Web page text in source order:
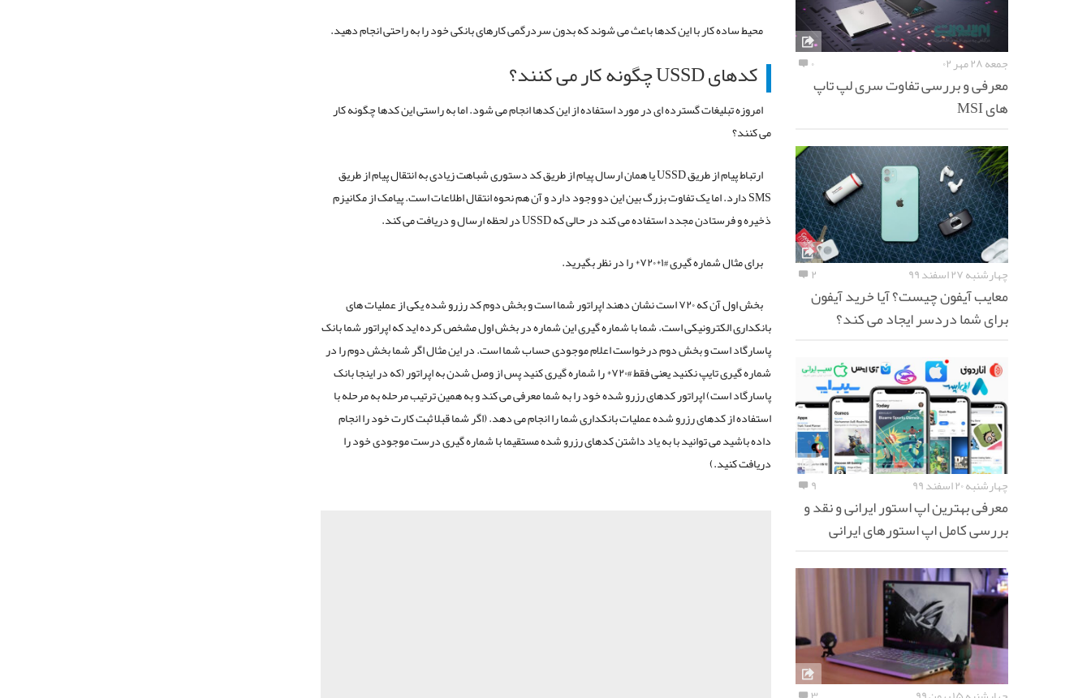
محیط ساده کار با این کدها باعث می شوند که بدون سردرگمی کارهای بانکی خود را به راحتی انجام دهید.
کدهای USSD چگونه کار می کنند؟
امروزه تبلیغات گسترده ای در مورد استفاده از این کدها انجام می شود. اما به راستی این کدها چگونه کار
می کنند؟
ارتباط پیام از طریق USSD یا همان ارسال پیام از طریق کد دستوری شباهت زیادی به انتقال پیام از طریق
SMS دارد. اما یک تفاوت بزرگ بین این دو وجود دارد و آن هم نحوه انتقال اطلاعات است. پیامک از مکانیزم
ذخیره و فرستادن مجدد استفاده می کند در حالی که USSD در لحظه ارسال و دریافت می کند.
برای مثال شماره گیری #۱*۷۲۰* را در نظر بگیرید.
بخش اول آن که ۷۲۰ است نشان دهند اپراتور شما است و بخش دوم کد رزرو شده یکی از عملیات های
بانکداری الکترونیکی است. شما با شماره گیری این شماره در بخش اول مشخص کرده اید که اپراتور شما بانک
پاسارگاد است و بخش دوم درخواست اعلام موجودی حساب شما است. در این مثال اگر شما بخش دوم را در
شماره گیری تایپ نکنید یعنی فقط #۷۲۰* را شماره گیری کنید پس از وصل شدن به اپراتور (که در اینجا بانک
پاسارگاد است) اپراتور کدهای رزرو شده خود را به شما معرفی می کند و به همین ترتیب مرحله به مرحله با
استفاده از کدهای رزرو شده عملیات بانکداری شما را انجام می دهد. (اگر شما قبلا ثبت کارت خود را انجام
داده باشید می توانید با به یاد داشتن کدهای رزرو شده مستقیما با شماره گیری درست موجودی خود را
دریافت کنید.)
جمعه ۲۸ مهر ۰۲ ۰
معرفی و بررسی تفاوت سری لپ تاپ
های MSI
چهارشنبه ۲۷ اسفند ۹۹ ۲
معایب آیفون چیست؟ آیا خرید آیفون
برای شما دردسر ایجاد می کند؟
چهارشنبه ۲۰ اسفند ۹۹ ۹
معرفی بهترین اپ استور ایرانی و نقد و
بررسی کامل اپ استورهای ایرانی